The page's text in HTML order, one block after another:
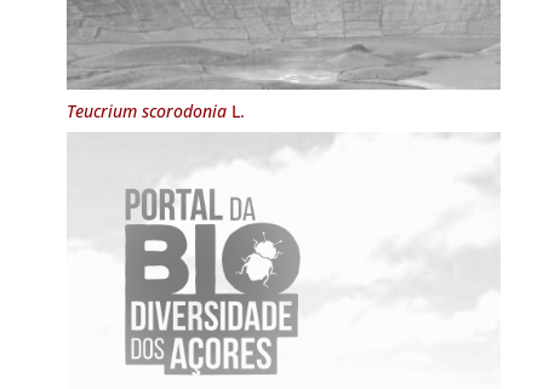
Teucrium scorodoniaL.